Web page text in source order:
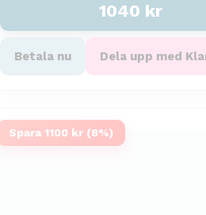
1040 kr
Betala nu Dela upp med
Spara 1100 kr (8%)